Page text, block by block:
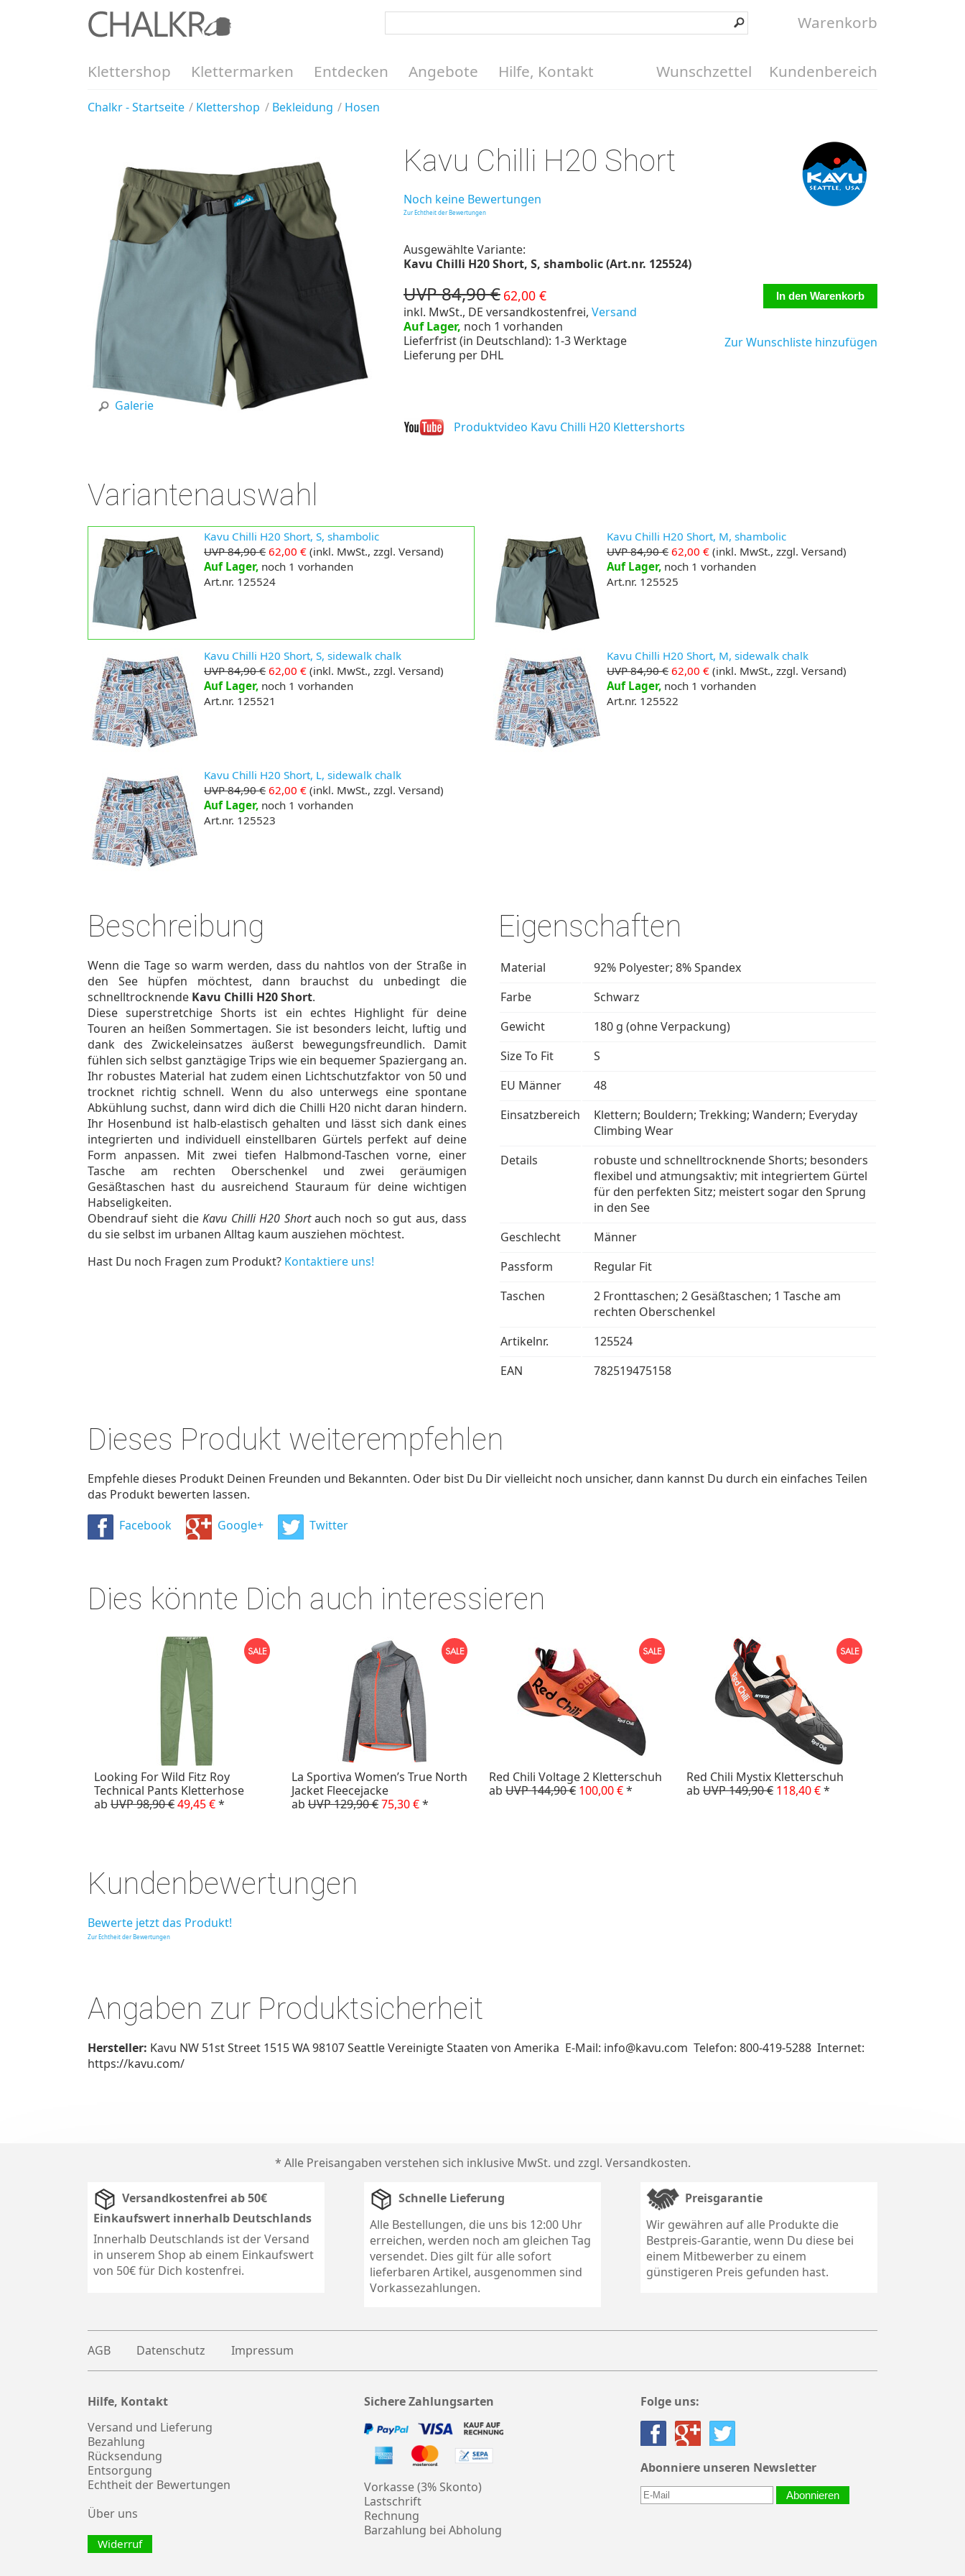
Warenkorb
Klettershop Klettermarken Entdecken Angebote Hilfe, Kontakt Kundenbereich
Wunschzettel
Chalkr - Startseite Klettershop Bekleidung Hosen
Galerie
Kavu Chilli H20 Short
Noch keine Bewertungen
Zur Echtheit der Bewertungen
Ausgewählte Variante:
Kavu Chilli H20 Short, S, shambolic (Art.nr. 125524)
UVP 84,90 € 62,00 €
inkl. MwSt., DE versandkostenfrei, Versand
Auf Lager, noch 1 vorhanden
Lieferfrist (in Deutschland): 1-3 Werktage
Lieferung per DHL
Zur Wunschliste hinzufügen
Produktvideo Kavu Chilli H20 Klettershorts
Variantenauswahl
Kavu Chilli H20 Short, S, shambolic
UVP 84,90 € 62,00 € (inkl. MwSt., zzgl. Versand)
Auf Lager, noch 1 vorhanden
Art.nr. 125524
Kavu Chilli H20 Short, M, shambolic
UVP 84,90 € 62,00 € (inkl. MwSt., zzgl. Versand)
Auf Lager, noch 1 vorhanden
Art.nr. 125525
Kavu Chilli H20 Short, S, sidewalk chalk
UVP 84,90 € 62,00 € (inkl. MwSt., zzgl. Versand)
Auf Lager, noch 1 vorhanden
Art.nr. 125521
Kavu Chilli H20 Short, M, sidewalk chalk
UVP 84,90 € 62,00 € (inkl. MwSt., zzgl. Versand)
Auf Lager, noch 1 vorhanden
Art.nr. 125522
Kavu Chilli H20 Short, L, sidewalk chalk
UVP 84,90 € 62,00 € (inkl. MwSt., zzgl. Versand)
Auf Lager, noch 1 vorhanden
Art.nr. 125523
Eigenschaften
Material
92% Polyester; 8% Spandex
Farbe
Schwarz
Gewicht
180 g (ohne Verpackung)
Size To Fit
S
EU Männer
48
Einsatzbereich
Klettern; Bouldern; Trekking; Wandern; Everyday
Climbing Wear
Details
robuste und schnelltrocknende Shorts; besonders
flexibel und atmungsaktiv; mit integriertem Gürtel
für den perfekten Sitz; meistert sogar den Sprung
in den See
Geschlecht
Männer
Passform
Regular Fit
Taschen
2 Fronttaschen; 2 Gesäßtaschen; 1 Tasche am
rechten Oberschenkel
Artikelnr.
125524
EAN
782519475158
Beschreibung
Wenn die Tage so warm werden, dass du nahtlos von der Straße in
den See hüpfen möchtest, dann brauchst du unbedingt die
schnelltrocknende Kavu Chilli H20 Short.
Diese superstretchige Shorts ist ein echtes Highlight für deine
Touren an heißen Sommertagen. Sie ist besonders leicht, luftig und
dank des Zwickeleinsatzes äußerst bewegungsfreundlich. Damit
fühlen sich selbst ganztägige Trips wie ein bequemer Spaziergang an.
Ihr robustes Material hat zudem einen Lichtschutzfaktor von 50 und
trocknet richtig schnell. Wenn du also unterwegs eine spontane
Abkühlung suchst, dann wird dich die Chilli H20 nicht daran hindern.
Ihr Hosenbund ist halb-elastisch gehalten und lässt sich dank eines
integrierten und individuell einstellbaren Gürtels perfekt auf deine
Form anpassen. Mit zwei tiefen Halbmond-Taschen vorne, einer
Tasche am rechten Oberschenkel und zwei geräumigen
Gesäßtaschen hast du ausreichend Stauraum für deine wichtigen
Habseligkeiten.
Obendrauf sieht dieKavu Chilli H20 Shortauch noch so gut aus, dass
du sie selbst im urbanen Alltag kaum ausziehen möchtest.
Hast Du noch Fragen zum Produkt? Kontaktiere uns!
Dieses Produkt weiterempfehlen
Empfehle dieses Produkt Deinen Freunden und Bekannten. Oder bist Du Dir vielleicht noch unsicher, dann kannst Du durch ein einfaches Teilen
das Produkt bewerten lassen.
Facebook
Google+ Twitter
Dies könnte Dich auch interessieren
Looking For Wild Fitz Roy
Technical Pants Kletterhose
ab UVP 98,90 €49,45 €*
La Sportiva Women’s True North
Jacket Fleecejacke
ab UVP 129,90 €75,30 €*
Red Chili Voltage 2 Kletterschuh
ab UVP 144,90 € 100,00 €*
Red Chili Mystix Kletterschuh
ab UVP 149,90 € 118,40 €*
Kundenbewertungen
Bewerte jetzt das Produkt!
Zur Echtheit der Bewertungen
Angaben zur Produktsicherheit
Hersteller: Kavu NW 51st Street 1515 WA 98107 Seattle Vereinigte Staaten von Amerika E-Mail: info@kavu.com Telefon: 800-419-5288 Internet:
https://kavu.com/
* Alle Preisangaben verstehen sich inklusive MwSt. und zzgl. Versandkosten.
Versandkostenfrei ab 50€
Einkaufswert innerhalb Deutschlands
Innerhalb Deutschlands ist der Versand
in unserem Shop ab einem Einkaufswert
von 50€ für Dich kostenfrei.
Schnelle Lieferung
Alle Bestellungen, die uns bis 12:00 Uhr
erreichen, werden noch am gleichen Tag
versendet. Dies gilt für alle sofort
lieferbaren Artikel, ausgenommen sind
Vorkassezahlungen.
Preisgarantie
Wir gewähren auf alle Produkte die
Bestpreis-Garantie, wenn Du diese bei
einem Mitbewerber zu einem
günstigeren Preis gefunden hast.
AGB Datenschutz Impressum
Hilfe, Kontakt
Versand und Lieferung
Bezahlung
Rücksendung
Entsorgung
Echtheit der Bewertungen
Über uns
Widerruf
Sichere Zahlungsarten
Vorkasse (3% Skonto)
Lastschrift
Rechnung
Barzahlung bei Abholung
Folge uns:
Abonniere unseren Newsletter
Abonnieren